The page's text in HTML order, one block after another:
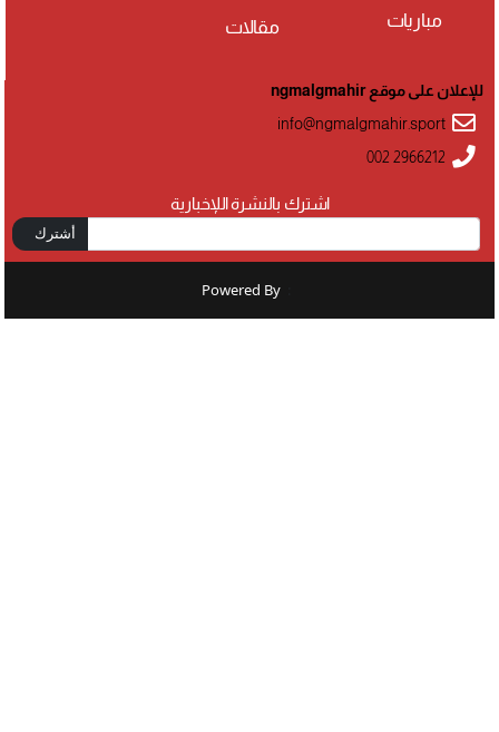
مباريات مقالات
اشترك بالنشرة اللإخبارية
أشترك
للإعلان على موقع ngmalgmahir
info@ngmalgmahir.sport
002 2966212
Powered By